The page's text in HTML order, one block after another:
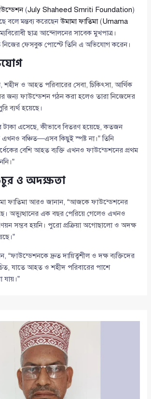
(July Shaheed Smriti Foundation)
বলে মন্তব্য করেছেনউমামা ফাতিমা(Umama
ছাত্র আন্দোলনের সাবেক মুখপাত্র।
নিজের ফেসবুক পোস্টে তিনি এ অভিযোগ করেন।
শহীদ ও আহত পরিবারের সেবা, চিকিৎসা, আর্থিক
জন্য ফাউন্ডেশন গঠন করা হলেও তারা নিজেদের
ব্যর্থ হয়েছে।
টাকা এসেছে, কীভাবে বিতরণ হয়েছে, কতজন
বঞ্চিত—এসব কিছুই স্পষ্ট না।” তিনি
বেশি আহত ব্যক্তি এখনও ফাউন্ডেশনের প্রথম
ও অদক্ষতা
ফাতিমা আরও জানান, “আজকে ফাউন্ডেশনের
অভ্যুত্থানের এক বছর পেরিয়ে গেলেও এখনও
সম্ভব হয়নি। পুরো প্রক্রিয়া অগোছালো ও অদক্ষ
“ফাউন্ডেশনকে দ্রুত দায়িত্বশীল ও দক্ষ ব্যক্তিদের
যাতে আহত ও শহীদ পরিবারের পাশে
যায়।”